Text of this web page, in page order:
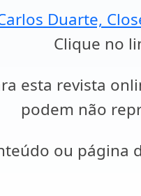
Duarte,
Clique no
esta revista
podem não
ou página